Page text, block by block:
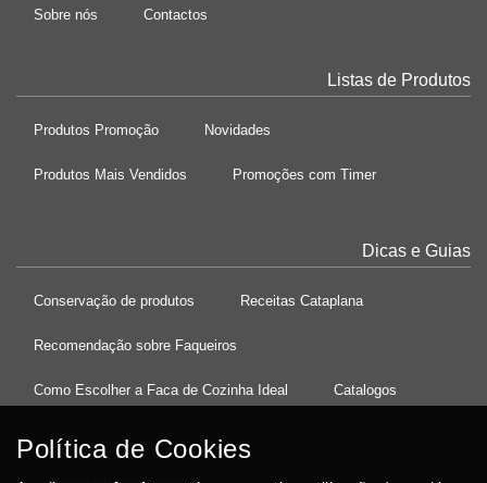
Sobre nós Contactos
Listas de Produtos
Produtos Promoção Novidades
Produtos Mais Vendidos Promoções com Timer
Dicas e Guias
Conservação de produtos Receitas Cataplana
Recomendação sobre Faqueiros
Como Escolher a Faca de Cozinha Ideal Catalogos
Política de Cookies